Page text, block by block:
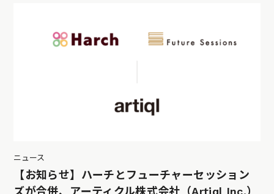
ニュース
【お知らせ】ハーチとフューチャーセッション
ズが合併、アーティクル株式会社（Artiql Inc.）